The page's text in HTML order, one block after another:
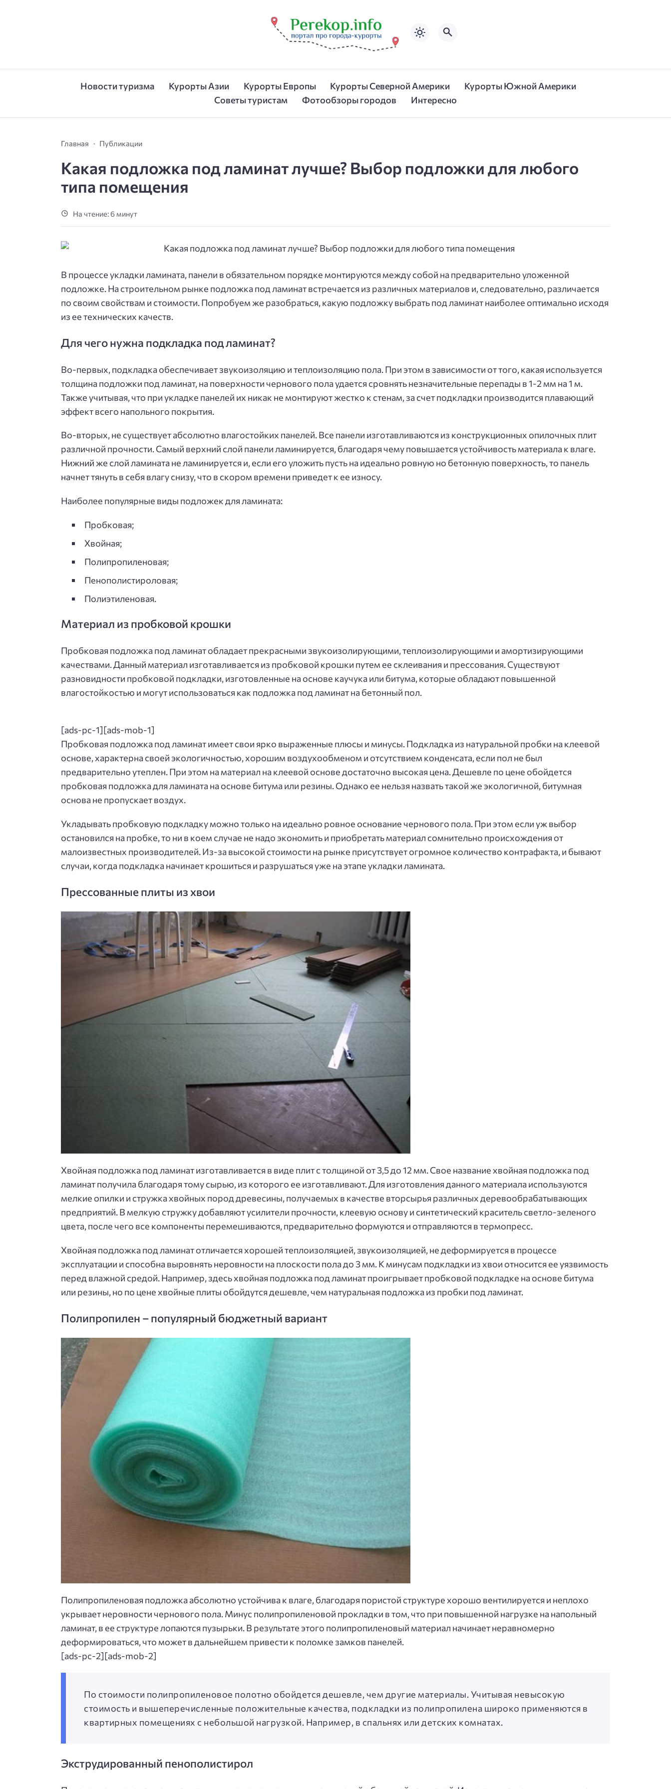
Новости туризма Курорты Азии Курорты Европы Курорты Северной Америки
Курорты Южной Америки
Советы туристам
Фотообзоры городов Интересно
Главная Публикации
Какая подложка под ламинат лучше? Выбор подложки для любого
типа помещения
На чтение: 6 минут
В процессе укладки ламината, панели в обязательном порядке монтируются между собой на предварительно уложенной
подложке. На строительном рынке подложка под ламинат встречается из различных материалов и, следовательно, различается
по своим свойствам и стоимости. Попробуем же разобраться, какую подложку выбрать под ламинат наиболее оптимально исходя
из ее технических качеств.
Для чего нужна подкладка под ламинат?
Во-первых, подкладка обеспечивает звукоизоляцию и теплоизоляцию пола. При этом в зависимости от того, какая используется
толщина подложки под ламинат, на поверхности чернового пола удается сровнять незначительные перепады в 1-2 мм на 1 м.
Также учитывая, что при укладке панелей их никак не монтируют жестко к стенам, за счет подкладки производится плавающий
эффект всего напольного покрытия.
Во-вторых, не существует абсолютно влагостойких панелей. Все панели изготавливаются из конструкционных опилочных плит
различной прочности. Самый верхний слой панели ламинируется, благодаря чему повышается устойчивость материала к влаге.
Нижний же слой ламината не ламинируется и, если его уложить пусть на идеально ровную но бетонную поверхность, то панель
начнет тянуть в себя влагу снизу, что в скором времени приведет к ее износу.
Наиболее популярные виды подложек для ламината:
Пробковая;
Хвойная;
Полипропиленовая;
Пенополистироловая;
Полиэтиленовая.
Материал из пробковой крошки
Пробковая подложка под ламинат обладает прекрасными звукоизолирующими, теплоизолирующими и амортизирующими
качествами. Данный материал изготавливается из пробковой крошки путем ее склеивания и прессования. Существуют
разновидности пробковой подкладки, изготовленные на основе каучука или битума, которые обладают повышенной
влагостойкостью и могут использоваться как подложка под ламинат на бетонный пол.
[ads-pc-1][ads-mob-1]
Пробковая подложка под ламинат имеет свои ярко выраженные плюсы и минусы. Подкладка из натуральной пробки на клеевой
основе, характерна своей экологичностью, хорошим воздухообменом и отсутствием конденсата, если пол не был
предварительно утеплен. При этом на материал на клеевой основе достаточно высокая цена. Дешевле по цене обойдется
пробковая подложка для ламината на основе битума или резины. Однако ее нельзя назвать такой же экологичной, битумная
основа не пропускает воздух.
Укладывать пробковую подкладку можно только на идеально ровное основание чернового пола. При этом если уж выбор
остановился на пробке, то ни в коем случае не надо экономить и приобретать материал сомнительно происхождения от
малоизвестных производителей. Из-за высокой стоимости на рынке присутствует огромное количество контрафакта, и бывают
случаи, когда подкладка начинает крошиться и разрушаться уже на этапе укладки ламината.
Прессованные плиты из хвои
Хвойная подложка под ламинат изготавливается в виде плит с толщиной от 3,5 до 12 мм. Свое название хвойная подложка под
ламинат получила благодаря тому сырью, из которого ее изготавливают. Для изготовления данного материала используются
мелкие опилки и стружка хвойных пород древесины, получаемых в качестве вторсырья различных деревообрабатывающих
предприятий. В мелкую стружку добавляют усилители прочности, клеевую основу и синтетический краситель светло-зеленого
цвета, после чего все компоненты перемешиваются, предварительно формуются и отправляются в термопресс.
Хвойная подложка под ламинат отличается хорошей теплоизоляцией, звукоизоляцией, не деформируется в процессе
эксплуатации и способна выровнять неровности на плоскости пола до 3 мм. К минусам подкладки из хвои относится ее уязвимость
перед влажной средой. Например, здесь хвойная подложка под ламинат проигрывает пробковой подкладке на основе битума
или резины, но по цене хвойные плиты обойдутся дешевле, чем натуральная подложка из пробки под ламинат.
Полипропилен – популярный бюджетный вариант
Полипропиленовая подложка абсолютно устойчива к влаге, благодаря пористой структуре хорошо вентилируется и неплохо
укрывает неровности чернового пола. Минус полипропиленовой прокладки в том, что при повышенной нагрузке на напольный
ламинат, в ее структуре лопаются пузырьки. В результате этого полипропиленовый материал начинает неравномерно
деформироваться, что может в дальнейшем привести к поломке замков панелей.
[ads-pc-2][ads-mob-2]
По стоимости полипропиленовое полотно обойдется дешевле, чем другие материалы. Учитывая невысокую
стоимость и вышеперечисленные положительные качества, подкладки из полипропилена широко применяются в
квартирных помещениях с небольшой нагрузкой. Например, в спальнях или детских комнатах.
Экструдированный пенополистирол